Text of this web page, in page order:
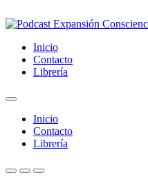
Inicio
Contacto
Librería
Inicio
Contacto
Librería